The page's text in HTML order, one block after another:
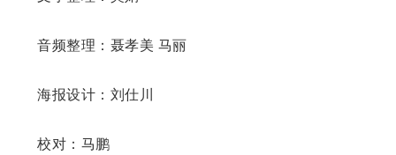
音频整理：聂孝美 马丽
海报设计：刘仕川
校对：马鹏